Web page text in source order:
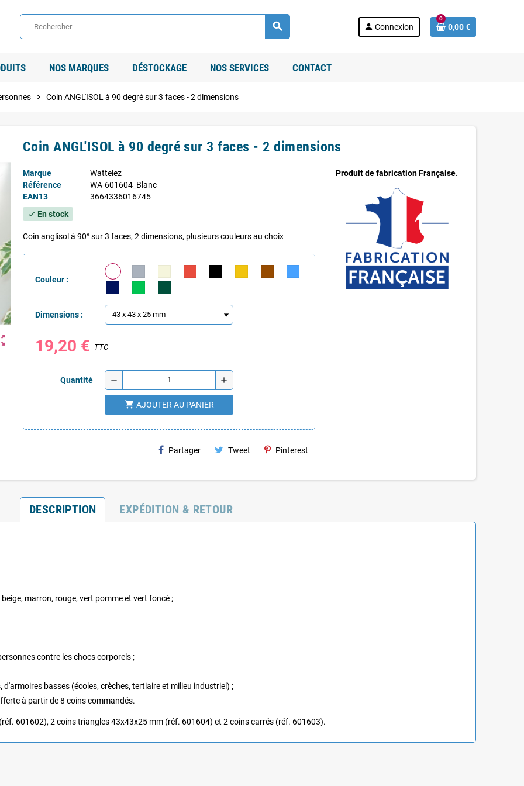
search person Connexion
0
0,00 €
NOS MARQUES DÉSTOCKAGE NOS SERVICES CONTACT
chevron_right Coin ANGL'ISOL à 90 degré sur 3 faces - 2 dimensions
Coin ANGL'ISOL à 90 degré sur 3 faces - 2 dimensions
Marque
Wattelez
Référence
WA-601604_Blanc
EAN13
3664336016745
check En stock
Coin anglisol à 90° sur 3 faces, 2 dimensions, plusieurs couleurs au choix
Couleur :
Dimensions :
19,20 € TTC
Quantité remove add
shopping_cart AJOUTER AU PANIER
Partager Tweet Pinterest
Produit de fabrication Française.
DESCRIPTION EXPÉDITION & RETOUR
marron, rouge, vert pomme et vert foncé ;
contre les chocs corporels ;
basses (écoles, crèches, tertiaire et milieu industriel) ;
à partir de 8 coins commandés.
601602), 2 coins triangles 43x43x25 mm (réf. 601604) et 2 coins carrés (réf. 601603).